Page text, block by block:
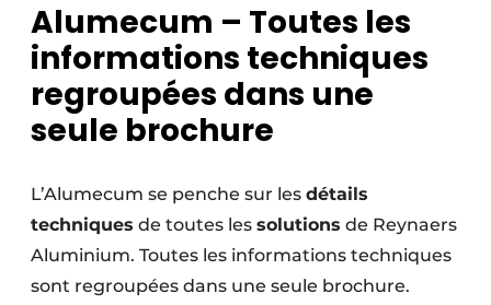
Alumecum – Toutes les
informations techniques
regroupées dans une
seule brochure
L’Alumecum se penche sur les détails
techniques de toutes les solutions de Reynaers
Aluminium. Toutes les informations techniques
sont regroupées dans une seule brochure.